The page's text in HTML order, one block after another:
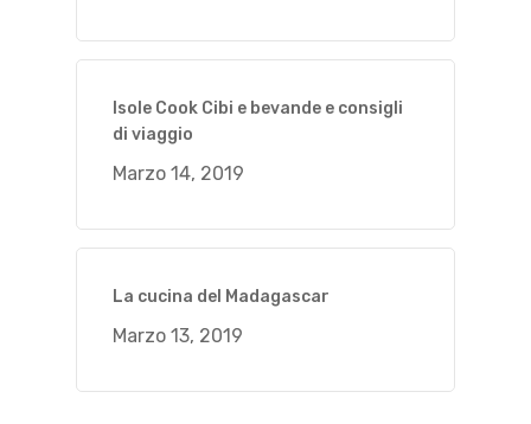
Isole Cook Cibi e bevande e consigli
di viaggio
Marzo 14, 2019
La cucina del Madagascar
Marzo 13, 2019